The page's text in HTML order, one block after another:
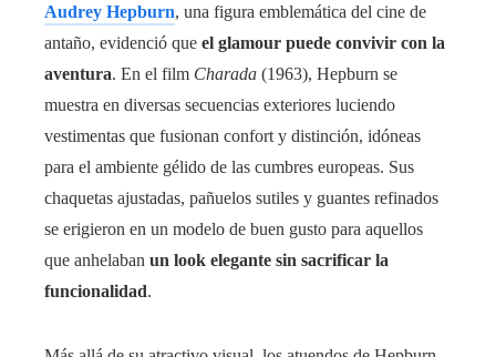
Audrey Hepburn, una figura emblemática del cine de
antaño, evidenció que el glamour puede convivir con la
aventura. En el film Charada (1963), Hepburn se
muestra en diversas secuencias exteriores luciendo
vestimentas que fusionan confort y distinción, idóneas
para el ambiente gélido de las cumbres europeas. Sus
chaquetas ajustadas, pañuelos sutiles y guantes refinados
se erigieron en un modelo de buen gusto para aquellos
que anhelaban un look elegante sin sacrificar la
funcionalidad.